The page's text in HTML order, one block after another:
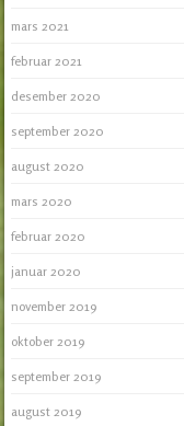
mars 2021
februar 2021
desember 2020
september 2020
august 2020
mars 2020
februar 2020
januar 2020
november 2019
oktober 2019
september 2019
august 2019